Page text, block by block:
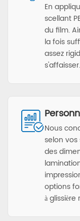
En
scellant
du film.
la fois
assez
s'affaisser.
Nous
selon vos
des
options
à